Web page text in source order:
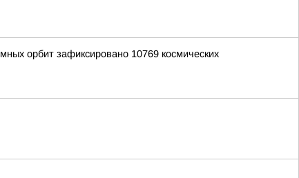
орбит зафиксировано 10769 космических